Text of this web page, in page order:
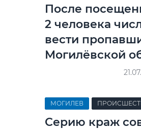
После
2 человека
вести
Могилёвской
МОГИЛЕВ
Серию краж